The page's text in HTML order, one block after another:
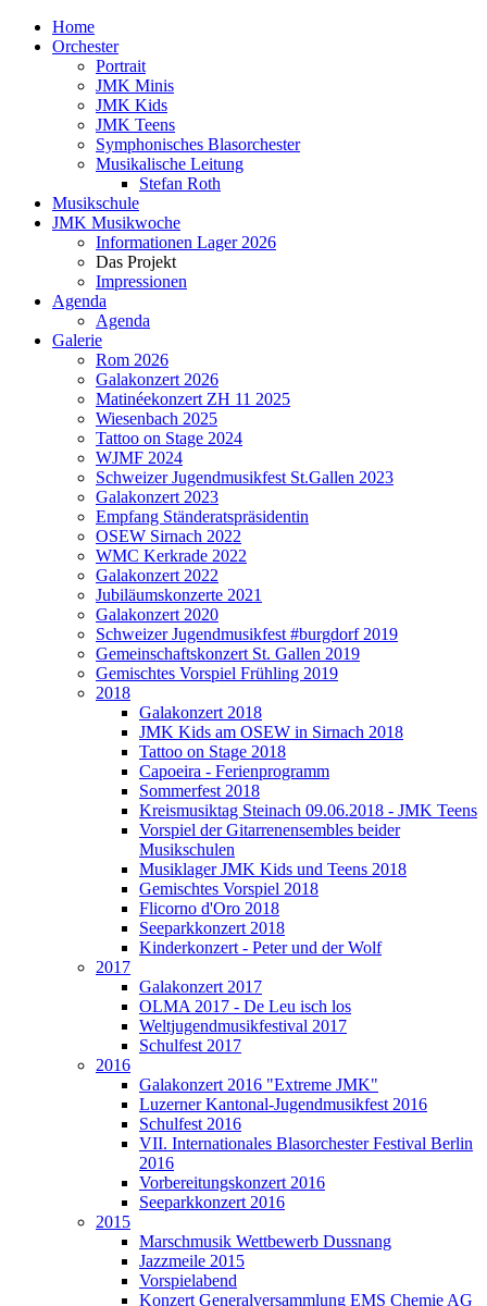
Home
Orchester
Portrait
JMK Minis
JMK Kids
JMK Teens
Symphonisches Blasorchester
Musikalische Leitung
Stefan Roth
Musikschule
JMK Musikwoche
Informationen Lager 2026
Das Projekt
Impressionen
Agenda
Agenda
Galerie
Rom 2026
Galakonzert 2026
Matinéekonzert ZH 11 2025
Wiesenbach 2025
Tattoo on Stage 2024
WJMF 2024
Schweizer Jugendmusikfest St.Gallen 2023
Galakonzert 2023
Empfang Ständeratspräsidentin
OSEW Sirnach 2022
WMC Kerkrade 2022
Galakonzert 2022
Jubiläumskonzerte 2021
Galakonzert 2020
Schweizer Jugendmusikfest #burgdorf 2019
Gemeinschaftskonzert St. Gallen 2019
Gemischtes Vorspiel Frühling 2019
2018
Galakonzert 2018
JMK Kids am OSEW in Sirnach 2018
Tattoo on Stage 2018
Capoeira - Ferienprogramm
Sommerfest 2018
Kreismusiktag Steinach 09.06.2018 - JMK Teens
Vorspiel der Gitarrenensembles beider
Musikschulen
Musiklager JMK Kids und Teens 2018
Gemischtes Vorspiel 2018
Flicorno d'Oro 2018
Seeparkkonzert 2018
Kinderkonzert - Peter und der Wolf
2017
Galakonzert 2017
OLMA 2017 - De Leu isch los
Weltjugendmusikfestival 2017
Schulfest 2017
2016
Galakonzert 2016 "Extreme JMK"
Luzerner Kantonal-Jugendmusikfest 2016
Schulfest 2016
VII. Internationales Blasorchester Festival Berlin
2016
Vorbereitungskonzert 2016
Seeparkkonzert 2016
2015
Marschmusik Wettbewerb Dussnang
Jazzmeile 2015
Vorspielabend
Konzert Generalversammlung EMS Chemie AG